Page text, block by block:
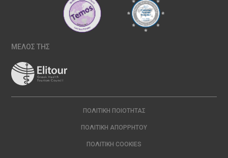
ΜΕΛΟΣ ΤΗΣ
ΠΟΛΙΤΙΚΉ ΠΟΙΌΤΗΤΑΣ
ΠΟΛΙΤΙΚΉ ΑΠΟΡΡΉΤΟΥ
ΠΟΛΙΤΙΚΉ COOKIES